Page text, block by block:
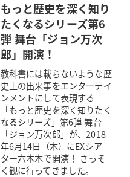
もっと歴史を深く知り
たくなるシリーズ第6
弾 舞台「ジョン万次
郎」開演！
教科書には載らないような歴
史上の出来事をエンターテイ
ンメントにして表現する
「もっと歴史を深く知りたく
なるシリーズ」第6弾 舞台
「ジョン万次郎」が、2018
年6月14日（木）にEXシア
ター六本木で開演！ さっそ
く観に行ってきました。